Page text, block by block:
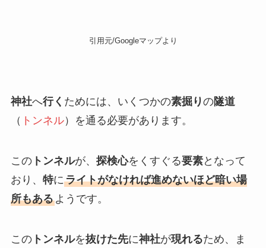
引用元/Googleマップより
神社へ行く ためには、いくつかの素掘りの隧道
（ トンネル）を通る必要があります。
このトンネルが、 探検心をくすぐる要素となって
おり、 特にライトがなければ進めないほど暗い場
所もあるようです。
このトンネルを抜けた先に神社が現れるため、ま